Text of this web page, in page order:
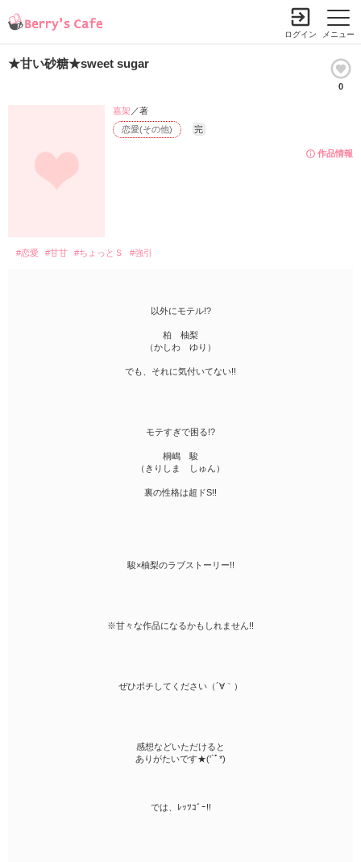
メニュー
ログイン
★甘い砂糖★sweet sugar
0
作品情報
恋愛(その他) 完
嘉架 ／著
#恋愛 #甘甘 #ちょっとＳ #強引
以外にモテル!?
柏 柚梨
（かしわ ゆり）
でも、それに気付いてない!!
モテすぎで困る!?
桐嶋 駿
（きりしま しゅん）
裏の性格は超ドS!!
駿×柚梨のラブストーリー!!
※甘々な作品になるかもしれません!!
ぜひポチしてください（´∀｀）
感想などいただけると
ありがたいです★('`ﾟ*)
では、ﾚｯﾂｺﾞｰ!!